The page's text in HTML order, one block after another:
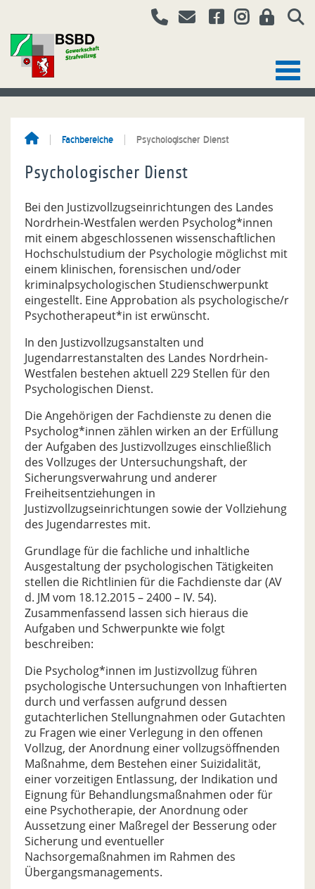
Fachbereiche Psychologischer Dienst
Psychologischer Dienst
Bei den Justizvollzugseinrichtungen des Landes
Nordrhein-Westfalen werden Psycholog*innen
mit einem abgeschlossenen wissenschaftlichen
Hochschulstudium der Psychologie möglichst mit
einem klinischen, forensischen und/oder
kriminalpsychologischen Studienschwerpunkt
eingestellt. Eine Approbation als psychologische/r
Psychotherapeut*in ist erwünscht.
In den Justizvollzugsanstalten und
Jugendarrestanstalten des Landes Nordrhein-
Westfalen bestehen aktuell 229 Stellen für den
Psychologischen Dienst.
Die Angehörigen der Fachdienste zu denen die
Psycholog*innen zählen wirken an der Erfüllung
der Aufgaben des Justizvollzuges einschließlich
des Vollzuges der Untersuchungshaft, der
Sicherungsverwahrung und anderer
Freiheitsentziehungen in
Justizvollzugseinrichtungen sowie der Vollziehung
des Jugendarrestes mit.
Grundlage für die fachliche und inhaltliche
Ausgestaltung der psychologischen Tätigkeiten
stellen die Richtlinien für die Fachdienste dar (AV
d. JM vom 18.12.2015 – 2400 – IV. 54).
Zusammenfassend lassen sich hieraus die
Aufgaben und Schwerpunkte wie folgt
beschreiben:
Die Psycholog*innen im Justizvollzug führen
psychologische Untersuchungen von Inhaftierten
durch und verfassen aufgrund dessen
gutachterlichen Stellungnahmen oder Gutachten
zu Fragen wie einer Verlegung in den offenen
Vollzug, der Anordnung einer vollzugsöffnenden
Maßnahme, dem Bestehen einer Suizidalität,
einer vorzeitigen Entlassung, der Indikation und
Eignung für Behandlungsmaßnahmen oder für
eine Psychotherapie, der Anordnung oder
Aussetzung einer Maßregel der Besserung oder
Sicherung und eventueller
Nachsorgemaßnahmen im Rahmen des
Übergangsmanagements.